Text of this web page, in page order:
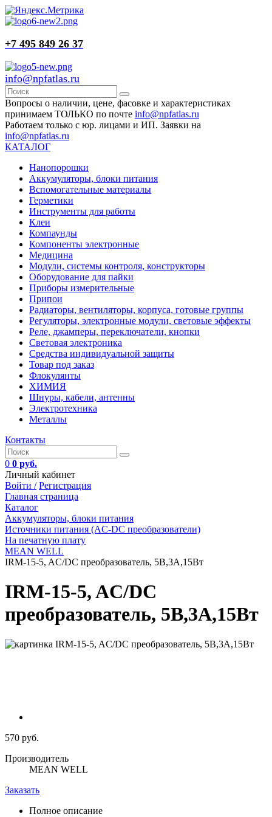
+7 495 849 26 37
info@npfatlas.ru
Вопросы о наличии, цене, фасовке и характеристиках
принимаем ТОЛЬКО по почте info@npfatlas.ru
Работаем только с юр. лицами и ИП. Заявки на
info@npfatlas.ru
КАТАЛОГ
Нанопорошки
Аккумуляторы, блоки питания
Вспомогательные материалы
Герметики
Инструменты для работы
Клеи
Компаунды
Компоненты электронные
Медицина
Модули, системы контроля, конструкторы
Оборудование для пайки
Приборы измерительные
Припои
Радиаторы, вентиляторы, корпуса, готовые группы
Регуляторы, электронные модули, световые эффекты
Реле, джамперы, переключатели, кнопки
Световая электроника
Средства индивидуальной защиты
Товар под заказ
Флокулянты
ХИМИЯ
Шнуры, кабели, антенны
Электротехника
Металлы
Контакты
0 0 руб.
Личный кабинет
Войти / Регистрация
Главная страница
Каталог
Аккумуляторы, блоки питания
Источники питания (AC-DC преобразователи)
На печатную плату
MEAN WELL
IRM-15-5, AC/DC преобразователь, 5В,3А,15Вт
IRM-15-5, AC/DC
преобразователь, 5В,3А,15Вт
570 руб.
Производитель
MEAN WELL
Заказать
Полное описание